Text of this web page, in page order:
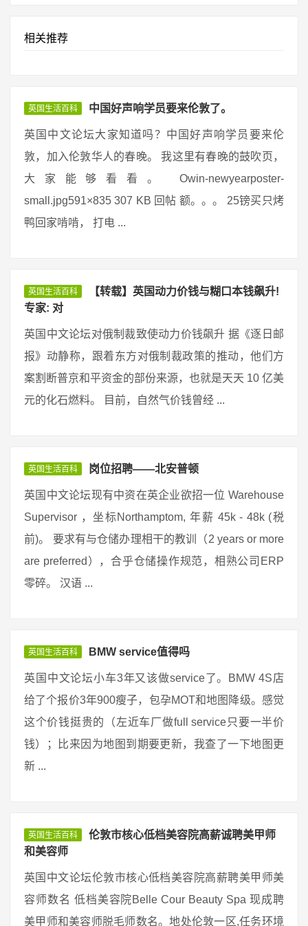
相关推荐
英国生活百科 中国好声响学员要来伦敦了。
英国中文论坛大家知道吗？中国好声响学员要来伦
敦，加入伦敦华人的春晚。 我这里有春晚的鼓吹页，
大家能够看看。 Owin-newyearposter-
small.jpg591×835 307 KB 回帖 额。。。 25镑买只烤
鸭回家啃啃， 打电 ...
英国生活百科
【转载】英国动力价钱与糊口本钱飙升!
专家: 对
英国中文论坛对俄制裁致使动力价钱飙升 据《逐日邮
报》动静称，跟着东方对俄制裁政策的推动，他们方
案割断普京和平资金的部份来源，也就是天天 10 亿美
元的化石燃料。 目前，自然气价钱曾经 ...
英国生活百科 岗位招聘——北安普顿
英国中文论坛现有中资在英企业欲招一位 Warehouse
Supervisor ，坐标Northamptom, 年薪 45k - 48k (税
前)。 要求有与仓储办理相干的教训（2 years or more
are preferred），合乎仓储操作规范，相熟公司ERP
零碎。 汉语 ...
英国生活百科 BMW service值得吗
英国中文论坛小车3年又该做service了。BMW 4S店
给了个报价3年900瘦子，包孕MOT和地图降级。感觉
这个价钱挺贵的（左近车厂做full service只要一半价
钱）；比来因为地图到期要更新，我查了一下地图更
新 ...
英国生活百科
伦敦市核心低档美容院高薪诚聘美甲师
和美容师
英国中文论坛伦敦市核心低档美容院高薪聘美甲师美
容师数名 低档美容院Belle Cour Beauty Spa 现成聘
美甲师和美容师脱毛师数名。地处伦敦一区,任务环境